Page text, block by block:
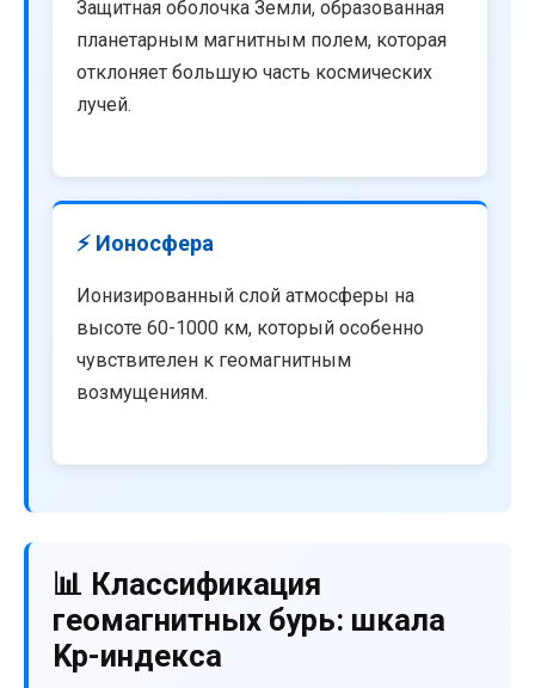
Защитная оболочка Земли, образованная
планетарным магнитным полем, которая
отклоняет большую часть космических
лучей.
⚡ Ионосфера
Ионизированный слой атмосферы на
высоте 60-1000 км, который особенно
чувствителен к геомагнитным
возмущениям.
📊 Классификация
геомагнитных бурь: шкала
Kp-индекса